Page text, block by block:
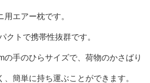
エアー枕です。
クトで携帯性抜群です。
の手のひらサイズで、荷物のかさばり
、簡単に持ち運ぶことができます。